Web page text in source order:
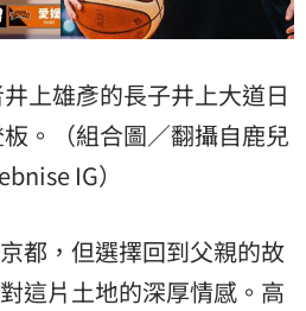
上雄彥的長子井上大道日
。（組合圖／翻攝自鹿兒
IG）​
都，​但選擇回到父親的故
這片土地的深厚情感。​高